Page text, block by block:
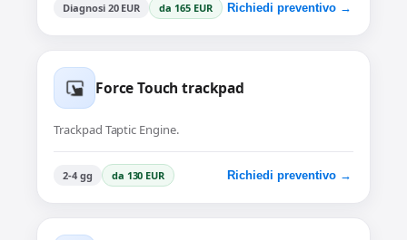
Diagnosi 20 EUR da 165 EUR Richiedi preventivo →
Force Touch trackpad
Trackpad Taptic Engine.
2-4 gg da 130 EUR Richiedi preventivo →